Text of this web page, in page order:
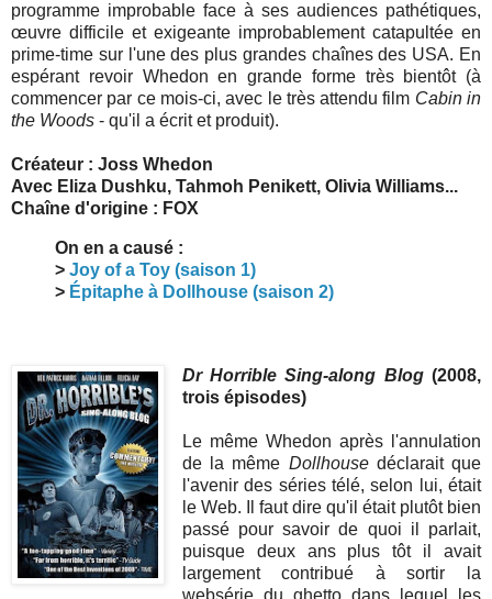
programme improbable face à ses audiences pathétiques,
œuvre difficile et exigeante improbablement catapultée en
prime-time sur l'une des plus grandes chaînes des USA. En
espérant revoir Whedon en grande forme très bientôt (à
commencer par ce mois-ci, avec le très attendu film Cabin in
the Woods - qu'il a écrit et produit).
Créateur : Joss Whedon
Avec Eliza Dushku, Tahmoh Penikett, Olivia Williams...
Chaîne d'origine : FOX
On en a causé :
> Joy of a Toy (saison 1)
> Épitaphe à Dollhouse (saison 2)
Dr Horrible Sing-along Blog(2008,
trois épisodes)
Le même Whedon après l'annulation
de la même Dollhousedéclarait que
l'avenir des séries télé, selon lui, était
le Web. Il faut dire qu'il était plutôt bien
passé pour savoir de quoi il parlait,
puisque deux ans plus tôt il avait
largement contribué à sortir la
websérie du ghetto dans lequel les